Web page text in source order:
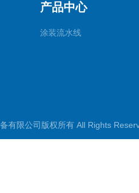
产品中心
涂装流水线
有限公司版权所有 All Rights